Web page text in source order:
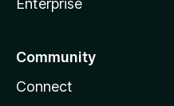
Enterprise
Community
Connect